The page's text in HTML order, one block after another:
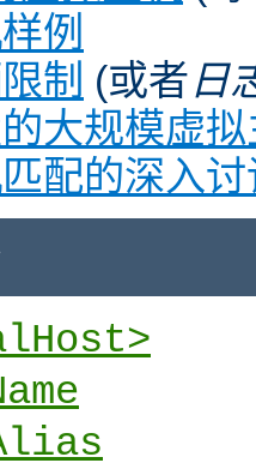
例
制 (或者日
大规模虚
配的深入讨